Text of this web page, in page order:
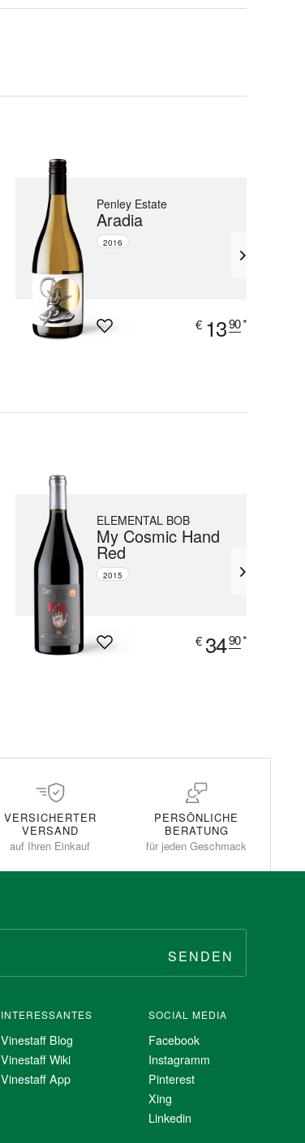
Penley Estate
Aradia
2016
€ 1390*
ELEMENTAL BOB
My Cosmic Hand
Red
2015
€ 3490*
VERSICHERTER
VERSAND
auf Ihren Einkauf
PERSÖNLICHE
BERATUNG
für jeden Geschmack
SENDEN
INTERESSANTES
Vinestaff Blog
Vinestaff Wiki
Vinestaff App
SOCIAL MEDIA
Facebook
Instagramm
Pinterest
Xing
Linkedin